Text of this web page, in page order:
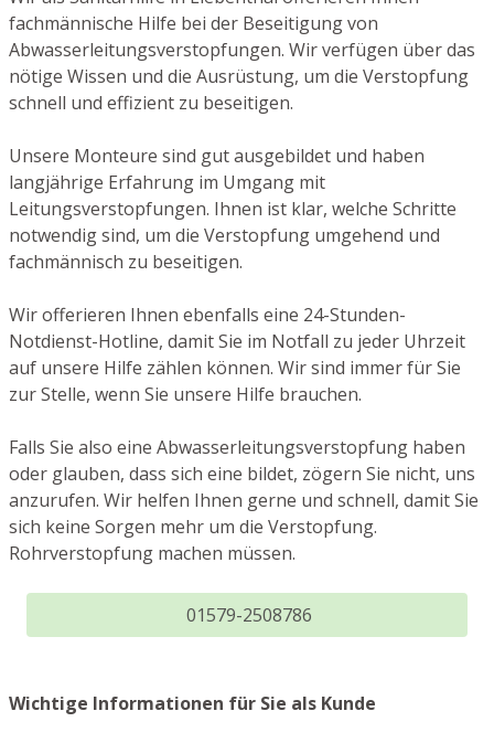
fachmännische Hilfe bei der Beseitigung von
Abwasserleitungsverstopfungen. Wir verfügen über das
nötige Wissen und die Ausrüstung, um die Verstopfung
schnell und effizient zu beseitigen.
Unsere Monteure sind gut ausgebildet und haben
langjährige Erfahrung im Umgang mit
Leitungsverstopfungen. Ihnen ist klar, welche Schritte
notwendig sind, um die Verstopfung umgehend und
fachmännisch zu beseitigen.
Wir offerieren Ihnen ebenfalls eine 24-Stunden-
Notdienst-Hotline, damit Sie im Notfall zu jeder Uhrzeit
auf unsere Hilfe zählen können. Wir sind immer für Sie
zur Stelle, wenn Sie unsere Hilfe brauchen.
Falls Sie also eine Abwasserleitungsverstopfung haben
oder glauben, dass sich eine bildet, zögern Sie nicht, uns
anzurufen. Wir helfen Ihnen gerne und schnell, damit Sie
sich keine Sorgen mehr um die Verstopfung.
Rohrverstopfung machen müssen.
01579-2508786
Wichtige Informationen für Sie als Kunde